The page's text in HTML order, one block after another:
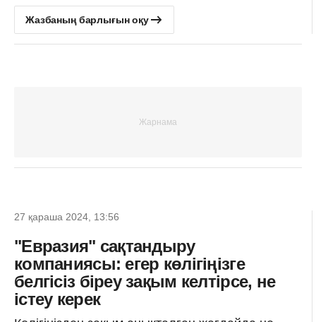
Жазбаның барлығын оқу
27 қараша 2024, 13:56
"Евразия" сақтандыру
компаниясы: егер көлігіңізге
белгісіз біреу зақым келтірсе, не
істеу керек